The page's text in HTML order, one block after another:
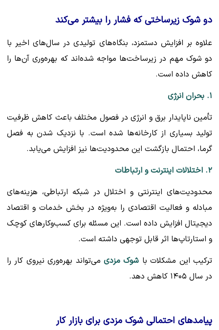
دو شوک زیرساختی که فشار را بیشتر می‌کند
علاوه بر افزایش دستمزد، بنگاه‌های تولیدی در سال‌های اخیر با
دو شوک مهم در زیرساخت‌ها مواجه شده‌اند که بهره‌وری آن‌ها را
کاهش داده است.
۱. بحران انرژی
تأمین ناپایدار برق و انرژی در فصول مختلف باعث کاهش ظرفیت
تولید بسیاری از کارخانه‌ها شده است. با نزدیک شدن به فصل
گرما، احتمال بازگشت این محدودیت‌ها نیز افزایش می‌یابد.
۲. اختلالات اینترنت و ارتباطات
محدودیت‌های اینترنتی و اختلال در شبکه ارتباطی، هزینه‌های
مبادله و فعالیت اقتصادی را به‌ویژه در بخش خدمات و اقتصاد
دیجیتال افزایش داده است. این مسئله برای کسب‌وکارهای کوچک
و استارتاپ‌ها اثر قابل توجهی داشته است.
ترکیب این مشکلات با شوک مزدی می‌تواند بهره‌وری نیروی کار را
در سال ۱۴۰۵ کاهش دهد.
پیامدهای احتمالی شوک مزدی برای بازار کار